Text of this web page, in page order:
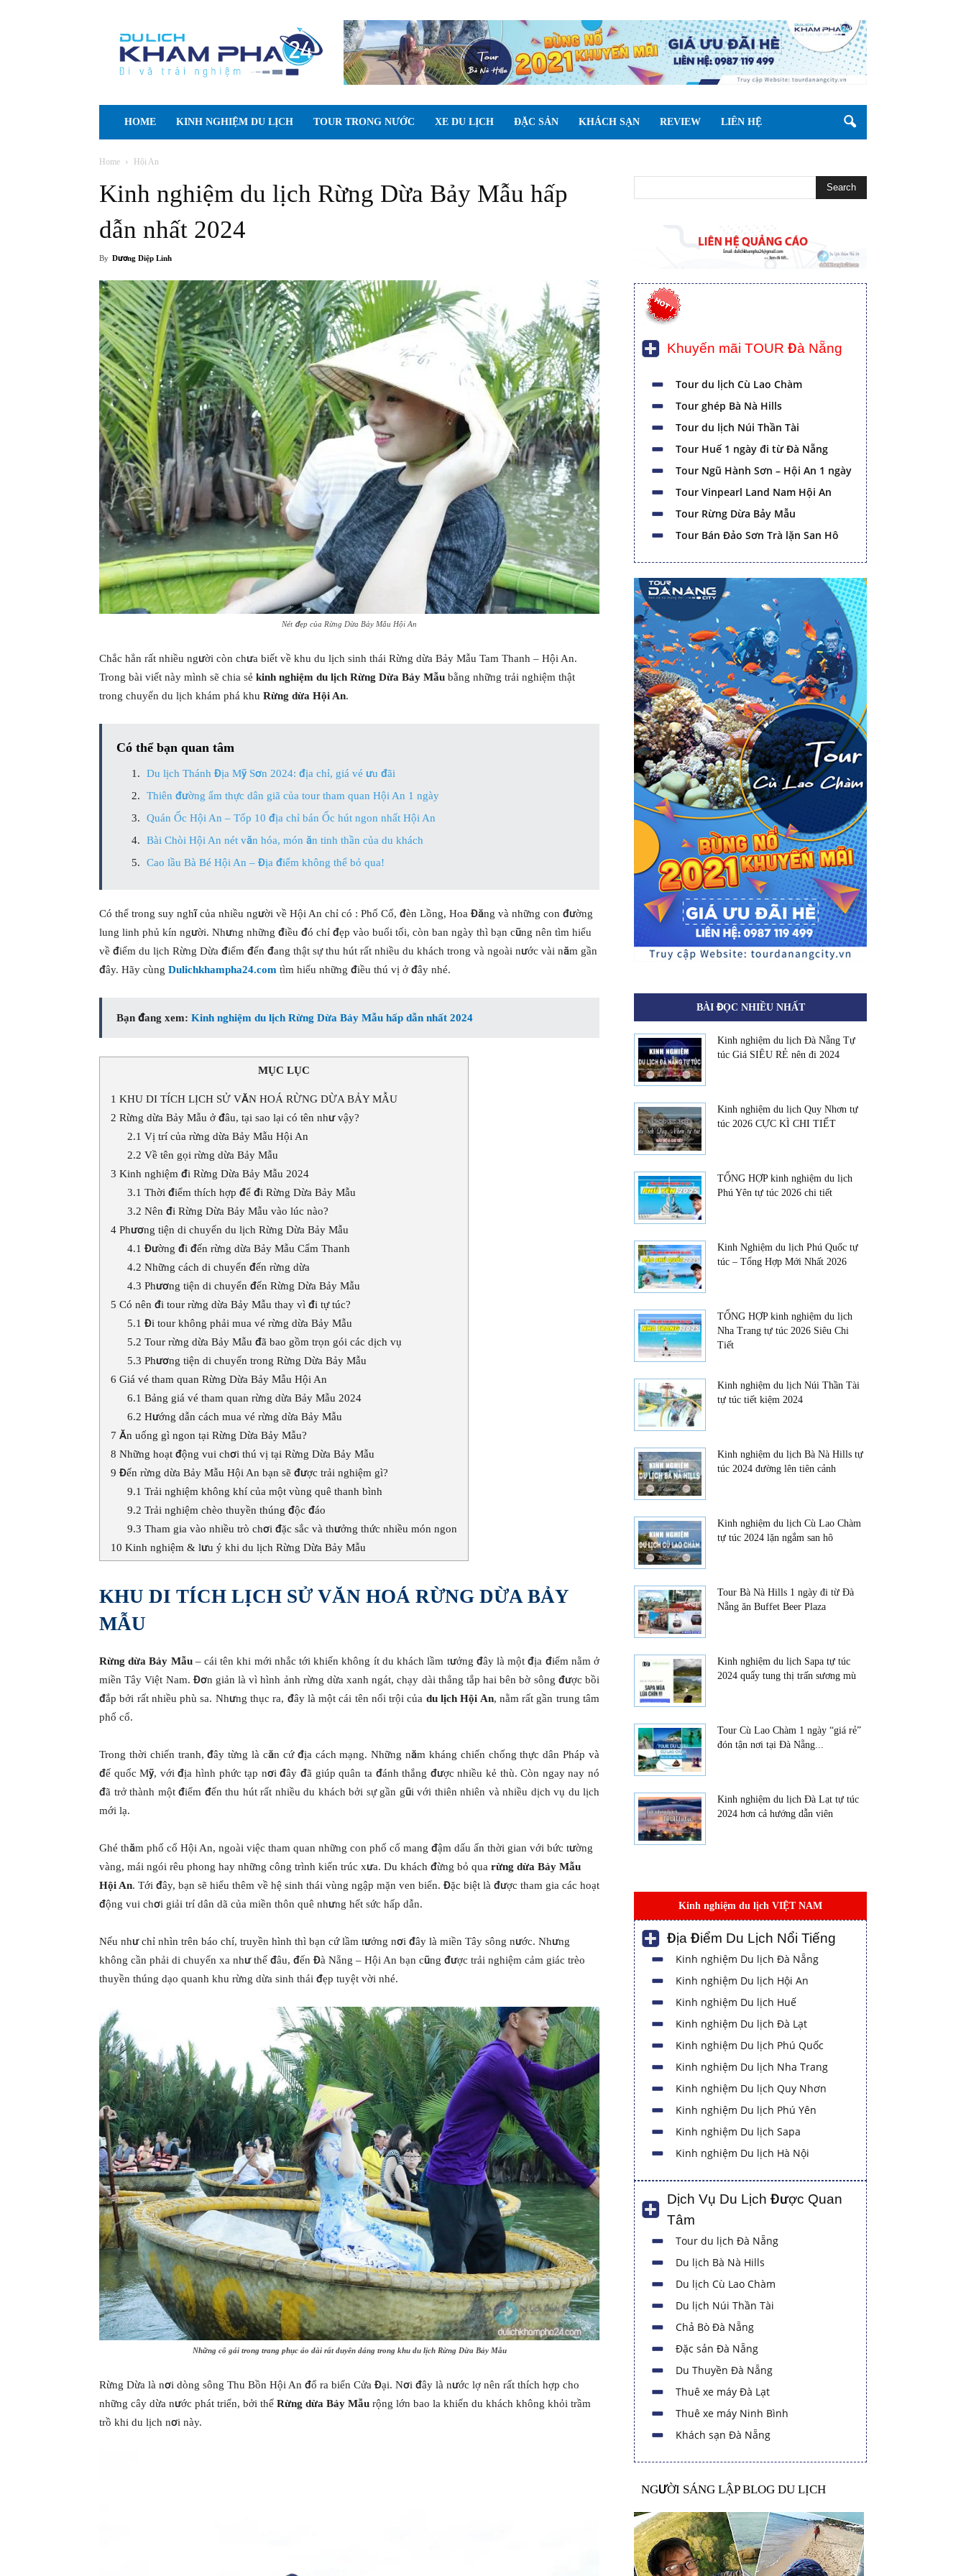
nang
Du
lịch
túc
HOME KINH NGHIỆM DU LỊCH TOUR TRONG NƯỚC XE DU LỊCH ĐẶC SẢN KHÁCH SẠN REVIEW LIÊN HỆ
Home Hội An
Kinh nghiệm du lịch Rừng Dừa Bảy Mẫu hấp
dẫn nhất 2024
By Dương Diệp Linh
Nét đẹp của Rừng Dừa Bảy Mẫu Hội An
Chắc hẳn rất nhiều người còn chưa biết về khu du lịch sinh thái Rừng dừa Bảy Mẫu Tam Thanh – Hội An.
Trong bài viết này mình sẽ chia sẻ kinh nghiệm du lịch Rừng Dừa Bảy Mẫu bằng những trải nghiệm thật
trong chuyến du lịch khám phá khu Rừng dừa Hội An.
Có thể bạn quan tâm
Du lịch Thánh Địa Mỹ Sơn 2024: địa chỉ, giá vé ưu đãi
Thiên đường ẩm thực dân giã của tour tham quan Hội An 1 ngày
Quán Ốc Hội An – Tốp 10 địa chỉ bán Ốc hút ngon nhất Hội An
Bài Chòi Hội An nét văn hóa, món ăn tinh thần của du khách
Cao lầu Bà Bé Hội An – Địa điểm không thể bỏ qua!
Có thể trong suy nghĩ của nhiều người về Hội An chỉ có : Phố Cổ, đèn Lồng, Hoa Đăng và những con đường
lung linh phủ kín người. Nhưng những điều đó chỉ đẹp vào buổi tối, còn ban ngày thì bạn cũng nên tìm hiểu
về điểm du lịch Rừng Dừa điểm đến đang thật sự thu hút rất nhiều du khách trong và ngoài nước vài năm gần
đây. Hãy cùng Dulichkhampha24.com tìm hiểu những điều thú vị ở đây nhé.
Bạn đang xem: Kinh nghiệm du lịch Rừng Dừa Bảy Mẫu hấp dẫn nhất 2024
MỤC LỤC
1 KHU DI TÍCH LỊCH SỬ VĂN HOÁ RỪNG DỪA BẢY MẪU
2 Rừng dừa Bảy Mẫu ở đâu, tại sao lại có tên như vậy?
2.1 Vị trí của rừng dừa Bảy Mẫu Hội An
2.2 Về tên gọi rừng dừa Bảy Mẫu
3 Kinh nghiệm đi Rừng Dừa Bảy Mẫu 2024
3.1 Thời điểm thích hợp để đi Rừng Dừa Bảy Mẫu
3.2 Nên đi Rừng Dừa Bảy Mẫu vào lúc nào?
4 Phương tiện di chuyển du lịch Rừng Dừa Bảy Mẫu
4.1 Đường đi đến rừng dừa Bảy Mẫu Cẩm Thanh
4.2 Những cách di chuyển đến rừng dừa
4.3 Phương tiện di chuyển đến Rừng Dừa Bảy Mẫu
5 Có nên đi tour rừng dừa Bảy Mẫu thay vì đi tự túc?
5.1 Đi tour không phải mua vé rừng dừa Bảy Mẫu
5.2 Tour rừng dừa Bảy Mẫu đã bao gồm trọn gói các dịch vụ
5.3 Phương tiện di chuyển trong Rừng Dừa Bảy Mẫu
6 Giá vé tham quan Rừng Dừa Bảy Mẫu Hội An
6.1 Bảng giá vé tham quan rừng dừa Bảy Mẫu 2024
6.2 Hướng dẫn cách mua vé rừng dừa Bảy Mẫu
7 Ăn uống gì ngon tại Rừng Dừa Bảy Mẫu?
8 Những hoạt động vui chơi thú vị tại Rừng Dừa Bảy Mẫu
9 Đến rừng dừa Bảy Mẫu Hội An bạn sẽ được trải nghiệm gì?
9.1 Trải nghiệm không khí của một vùng quê thanh bình
9.2 Trải nghiệm chèo thuyền thúng độc đáo
9.3 Tham gia vào nhiều trò chơi đặc sắc và thưởng thức nhiều món ngon
10 Kinh nghiệm & lưu ý khi du lịch Rừng Dừa Bảy Mẫu
KHU DI TÍCH LỊCH SỬ VĂN HOÁ RỪNG DỪA BẢY
MẪU
Rừng dừa Bảy Mẫu– cái tên khi mới nhắc tới khiến không ít du khách lầm tưởng đây là một địa điểm nằm ở
miền Tây Việt Nam. Đơn giản là vì hình ảnh rừng dừa xanh ngát, chạy dài thẳng tắp hai bên bờ sông được bồi
đắp bởi rất nhiều phù sa. Nhưng thục ra, đây là một cái tên nổi trội của du lịch Hội An, nằm rất gần trung tâm
phố cổ.
Trong thời chiến tranh, đây từng là căn cứ địa cách mạng. Những năm kháng chiến chống thực dân Pháp và
đế quốc Mỹ, với địa hình phức tạp nơi đây đã giúp quân ta đánh thắng được nhiều kẻ thù. Còn ngay nay nó
đã trở thành một điểm đến thu hút rất nhiều du khách bởi sự gần gũi với thiên nhiên và nhiều dịch vụ du lịch
mới lạ.
Ghé thăm phố cổ Hội An, ngoài việc tham quan những con phố cổ mang đậm dấu ấn thời gian với bức tường
vàng, mái ngói rêu phong hay những công trình kiến trúc xưa. Du khách đừng bỏ qua rừng dừa Bảy Mẫu
Hội An. Tới đây, bạn sẽ hiểu thêm về hệ sinh thái vùng ngập mặn ven biển. Đặc biệt là được tham gia các hoạt
động vui chơi giải trí dân dã của miền thôn quê nhưng hết sức hấp dẫn.
Nếu như chỉ nhìn trên báo chí, truyền hình thì bạn cứ lầm tưởng nơi đây là miền Tây sông nước. Nhưng
không cần phải di chuyển xa như thế đâu, đến Đà Nẵng – Hội An bạn cũng được trải nghiệm cảm giác trèo
thuyền thúng dạo quanh khu rừng dừa sinh thái đẹp tuyệt vời nhé.
Những cô gái trong trang phục áo dài rất duyên dáng trong khu du lịch Rừng Dừa Bảy Mẫu
Rừng Dừa là nơi dòng sông Thu Bồn Hội An đổ ra biển Cửa Đại. Nơi đây là nước lợ nên rất thích hợp cho
những cây dừa nước phát triển, bởi thế Rừng dừa Bảy Mẫu rộng lớn bao la khiến du khách không khỏi trầm
trồ khi du lịch nơi này.
Khuyến mãi TOUR Đà Nẵng
Tour du lịch Cù Lao Chàm
Tour ghép Bà Nà Hills
Tour du lịch Núi Thần Tài
Tour Huế 1 ngày đi từ Đà Nẵng
Tour Ngũ Hành Sơn – Hội An 1 ngày
Tour Vinpearl Land Nam Hội An
Tour Rừng Dừa Bảy Mẫu
Tour Bán Đảo Sơn Trà lặn San Hô
BÀI ĐỌC NHIỀU NHẤT
Kinh nghiệm du lịch Đà Nẵng Tự
túc Giá SIÊU RẺ nên đi 2024
Kinh nghiệm du lịch Quy Nhơn tự
túc 2026 CỰC KÌ CHI TIẾT
TỔNG HỢP kinh nghiệm du lịch
Phú Yên tự túc 2026 chi tiết
Kinh Nghiệm du lịch Phú Quốc tự
túc – Tổng Hợp Mới Nhất 2026
TỔNG HỢP kinh nghiệm du lịch
Nha Trang tự túc 2026 Siêu Chi
Tiết
Kinh nghiệm du lịch Núi Thần Tài
tự túc tiết kiệm 2024
Kinh nghiệm du lịch Bà Nà Hills tự
túc 2024 đường lên tiên cảnh
Kinh nghiệm du lịch Cù Lao Chàm
tự túc 2024 lặn ngắm san hô
Tour Bà Nà Hills 1 ngày đi từ Đà
Nẵng ăn Buffet Beer Plaza
Kinh nghiệm du lịch Sapa tự túc
2024 quẩy tung thị trấn sương mù
Tour Cù Lao Chàm 1 ngày “giá rẻ”
đón tận nơi tại Đà Nẵng...
Kinh nghiệm du lịch Đà Lạt tự túc
2024 hơn cả hướng dẫn viên
Kinh nghiệm du lịch VIỆT NAM
Địa Điểm Du Lịch Nổi Tiếng
Kinh nghiệm Du lịch Đà Nẵng
Kinh nghiệm Du lịch Hội An
Kinh nghiệm Du lịch Huế
Kinh nghiệm Du lịch Đà Lạt
Kinh nghiệm Du lịch Phú Quốc
Kinh nghiệm Du lịch Nha Trang
Kinh nghiệm Du lịch Quy Nhơn
Kinh nghiệm Du lịch Phú Yên
Kinh nghiệm Du lịch Sapa
Kinh nghiệm Du lịch Hà Nội
Dịch Vụ Du Lịch Được Quan
Tâm
Tour du lịch Đà Nẵng
Du lịch Bà Nà Hills
Du lịch Cù Lao Chàm
Du lịch Núi Thần Tài
Chả Bò Đà Nẵng
Đặc sản Đà Nẵng
Du Thuyền Đà Nẵng
Thuê xe máy Đà Lạt
Thuê xe máy Ninh Bình
Khách sạn Đà Nẵng
NGƯỜI SÁNG LẬP BLOG DU LỊCH